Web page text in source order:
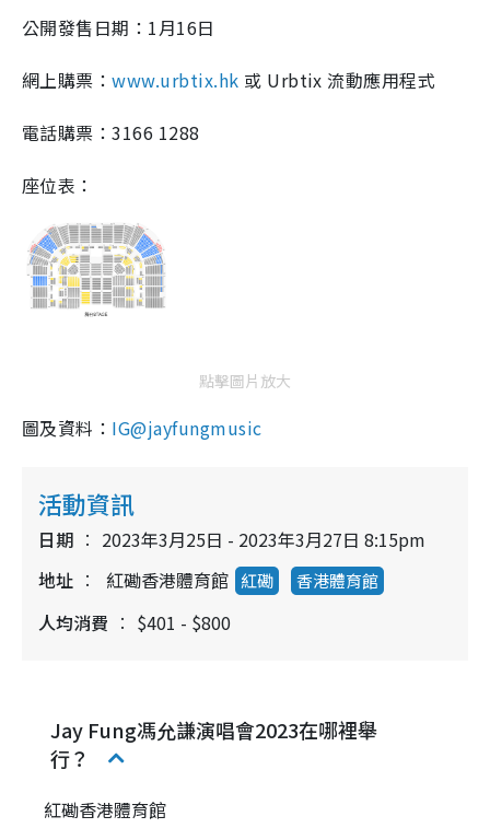
公開發售日期：1月16日
網上購票：www.urbtix.hk 或 Urbtix 流動應用程式
電話購票：3166 1288
座位表：
點擊圖片放大
圖及資料： IG@jayfungmusic
活動資訊
日期
2023年3月25日 - 2023年3月27日 8:15pm
地址
紅磡香港體育館 紅磡 香港體育館
人均消費 $401 - $800
Jay Fung馮允謙演唱會2023在哪裡舉
行？
紅磡香港體育館